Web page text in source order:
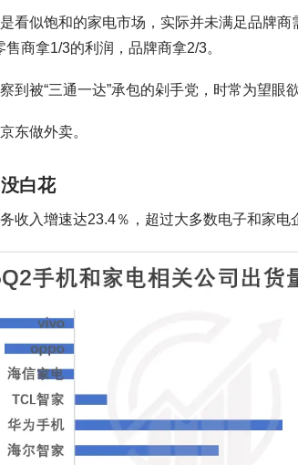
看似饱和的家电市场，实际并未满足品牌
商拿1/3的利润，品牌商拿2/3。
到被“三通一达”承包的剁手党，时常为望眼
东做外卖。
白花
收入增速达23.4％，超过大多数电子和家电